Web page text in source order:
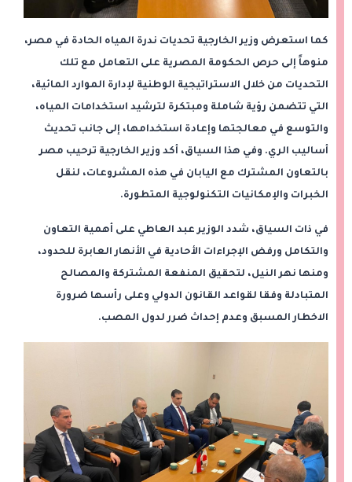
كما استعرض وزير الخارجية تحديات ندرة المياه الحادة في مصر،
منوهاً إلى حرص الحكومة المصرية على التعامل مع تلك
التحديات من خلال الاستراتيجية الوطنية لإدارة الموارد المائية،
التي تتضمن رؤية شاملة ومبتكرة لترشيد استخدامات المياه،
والتوسع في معالجتها وإعادة استخدامها، إلى جانب تحديث
أساليب الري. وفي هذا السياق، أكد وزير الخارجية ترحيب مصر
بالتعاون المشترك مع اليابان في هذه المشروعات، لنقل
الخبرات والإمكانيات التكنولوجية المتطورة.
في ذات السياق، شدد الوزير عبد العاطي على أهمية التعاون
والتكامل ورفض الإجراءات الأحادية في الأنهار العابرة للحدود،
ومنها نهر النيل، لتحقيق المنفعة المشتركة والمصالح
المتبادلة وفقا لقواعد القانون الدولي وعلى رأسها ضرورة
الاخطار المسبق وعدم إحداث ضرر لدول المصب.